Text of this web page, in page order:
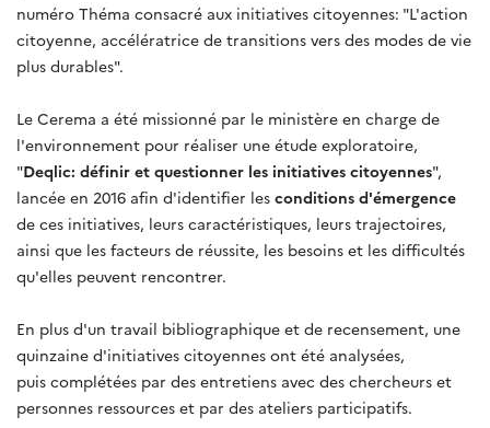
numéro Théma consacré aux initiatives citoyennes: "L'action
citoyenne, accélératrice de transitions vers des modes de vie
plus durables".
Le Cerema a été missionné par le ministère en charge de
l'environnement pour réaliser une étude exploratoire,
"Deqlic: définir et questionner les initiatives citoyennes",
lancée en 2016 afin d'identifier les conditions d'émergence
de ces initiatives, leurs caractéristiques, leurs trajectoires,
ainsi que les facteurs de réussite, les besoins et les difficultés
qu'elles peuvent rencontrer.
En plus d'un travail bibliographique et de recensement, une
quinzaine d'initiatives citoyennes ont été analysées,
puis complétées par des entretiens avec des chercheurs et
personnes ressources et par des ateliers participatifs.